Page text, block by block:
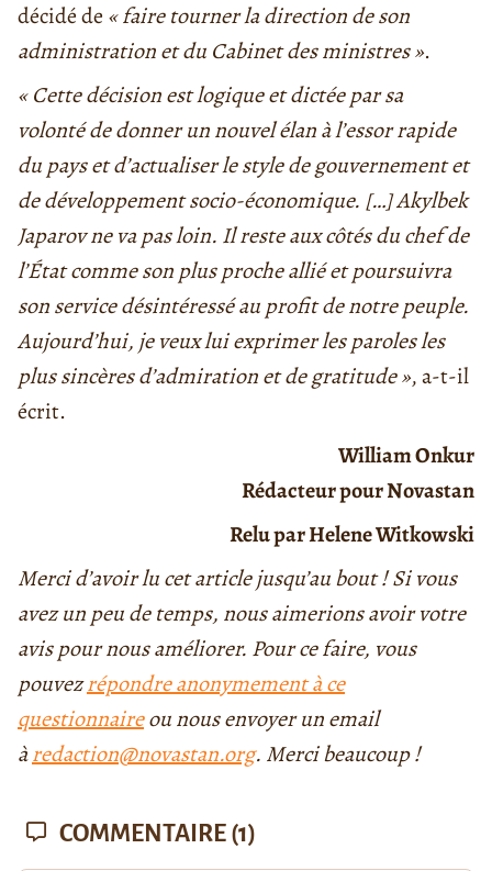
décidé de « faire tourner la direction de son
administration et du Cabinet des ministres ».
« Cette décision est logique et dictée par sa
volonté de donner un nouvel élan à l’essor rapide
du pays et d’actualiser le style de gouvernement et
de développement socio-économique. […] Akylbek
Japarov ne va pas loin. Il reste aux côtés du chef de
l’État comme son plus proche allié et poursuivra
son service désintéressé au profit de notre peuple.
Aujourd’hui, je veux lui exprimer les paroles les
plus sincères d’admiration et de gratitude », a-t-il
écrit.
William Onkur
Rédacteur pour Novastan
Relu par Helene Witkowski
Merci d’avoir lu cet article jusqu’au bout ! Si vous
avez un peu de temps, nous aimerions avoir votre
avis pour nous améliorer. Pour ce faire, vous
pouvezrépondre anonymement à ce
questionnaireou nous envoyer un email
àredaction@novastan.org. Merci beaucoup !
COMMENTAIRE (1)